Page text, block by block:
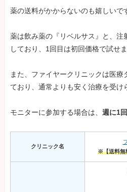
薬の送料がかからないのも嬉しいで
薬は飲み薬の『リベルサス』と、注
しており、1回目は初回価格で試せま
また、ファイヤークリニックは医療
ており、通常よりも安く治療を受け
モニターに参加する場合は、 週に1
クリニック名
※【送料無